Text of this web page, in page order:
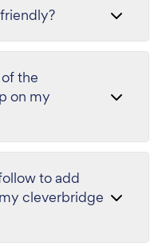
the
on my
to add
cleverbridge